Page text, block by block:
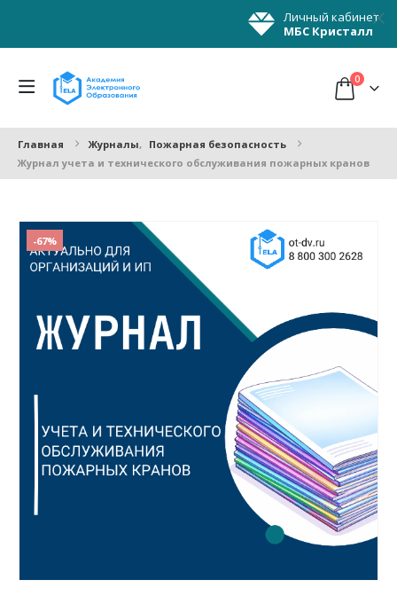
Личный кабинет
МБС Кристалл
0
Главная Журналы, Пожарная безопасность
Журнал учета и технического обслуживания пожарных кранов
-67%